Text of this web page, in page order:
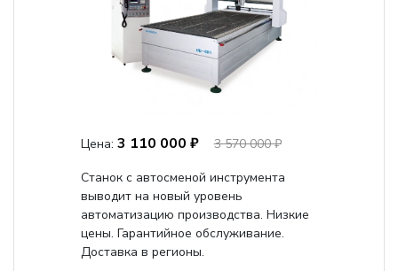
Цена: 3 110 000 ₽
3 570 000 ₽
Станок с автосменой инструмента
выводит на новый уровень
автоматизацию производства. Низкие
цены. Гарантийное обслуживание.
Доставка в регионы.